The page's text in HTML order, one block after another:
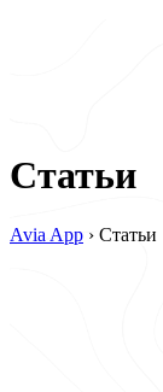
Статьи
Avia App › Статьи